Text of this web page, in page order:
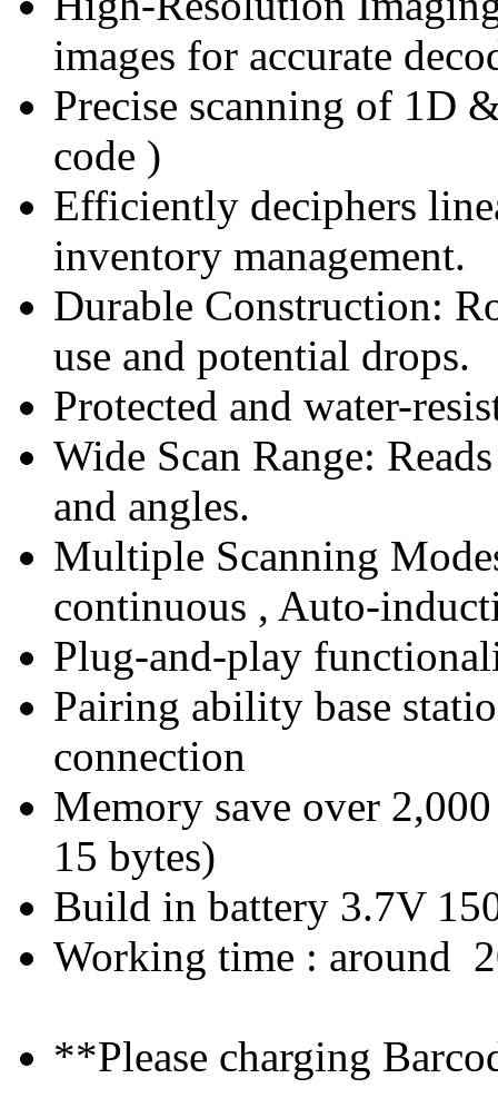
images for accurate
Precise scanning of 1D
code )
Efficiently deciphers
inventory management.
Durable Construction:
use and potential drops.
Protected and water-
Wide Scan Range:
and angles.
Multiple Scanning
continuous , Auto-
Plug-and-play
Pairing ability base
connection
Memory save over
15 bytes)
Build in battery 3.7V
Working time : around
**Please charging